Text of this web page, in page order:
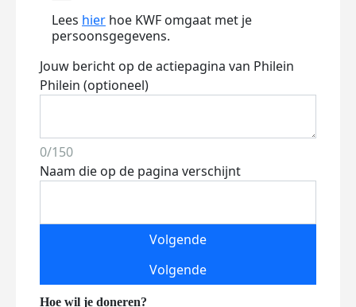
Lees hier hoe KWF omgaat met je
persoonsgegevens.
Jouw bericht op de actiepagina van Philein
Philein (optioneel)
0/150
Naam die op de pagina verschijnt
Volgende
Volgende